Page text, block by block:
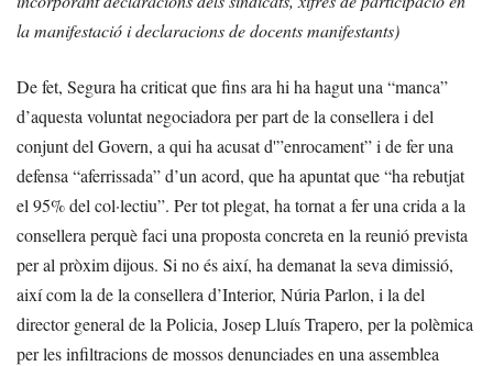
la manifestació i declaracions de docents manifestants)
De fet, Segura ha criticat que fins ara hi ha hagut una “manca”
d’aquesta voluntat negociadora per part de la consellera i del
conjunt del Govern, a qui ha acusat d'”enrocament” i de fer una
defensa “aferrissada” d’un acord, que ha apuntat que “ha rebutjat
el 95% del col·lectiu”. Per tot plegat, ha tornat a fer una crida a la
consellera perquè faci una proposta concreta en la reunió prevista
per al pròxim dijous. Si no és així, ha demanat la seva dimissió,
així com la de la consellera d’Interior, Núria Parlon, i la del
director general de la Policia, Josep Lluís Trapero, per la polèmica
per les infiltracions de mossos denunciades en una assemblea